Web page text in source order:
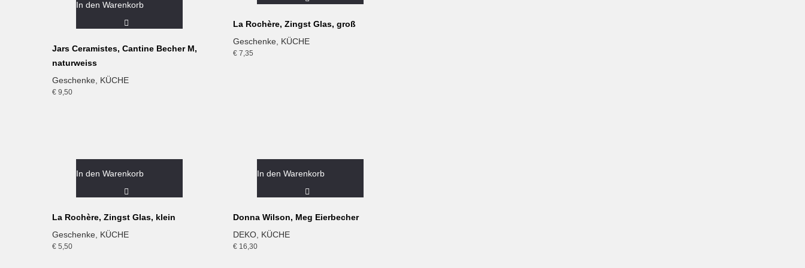
In den Warenkorb
Jars Ceramistes, Cantine Becher M,
naturweiss
Geschenke, KÜCHE
€ 9,50
La Rochère, Zingst Glas, groß
Geschenke KÜCHE
€ 7,35
In den Warenkorb
La Rochère, Zingst Glas, klein
Geschenke KÜCHE
€ 5,50
In den Warenkorb
Donna Wilson, Meg Eierbecher
DEKO KÜCHE
€ 16,30